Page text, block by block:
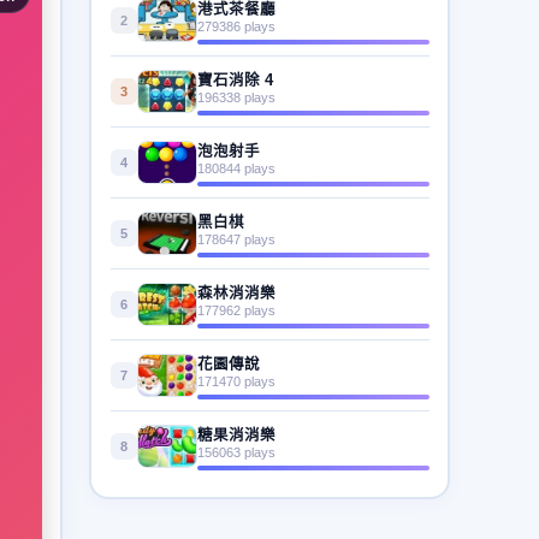
2
港式茶餐廳
279386 plays
3
寶石消除 4
196338 plays
4
泡泡射手
180844 plays
5
黑白棋
178647 plays
6
森林消消樂
177962 plays
7
花園傳說
171470 plays
8
糖果消消樂
156063 plays